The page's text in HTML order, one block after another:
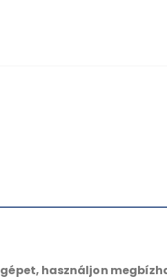
használjon